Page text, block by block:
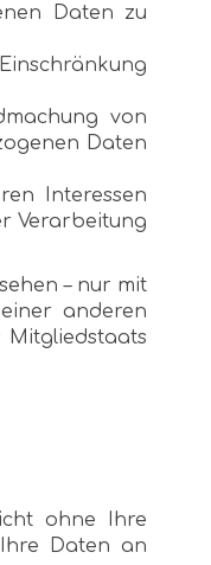
Daten zu
von
Daten
Interessen
Verarbeitung
– nur mit
anderen
ohne Ihre
Daten an